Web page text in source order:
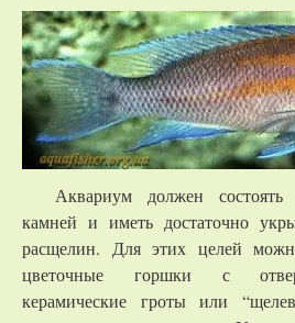
Аквариум должен
камней и иметь достаточно
расщелин. Для этих целей
цветочные горшки с
керамические гроты или